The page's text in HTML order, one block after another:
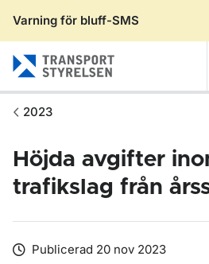
Varning för bluff-SMS
2023
Höjda avgifter
trafikslag från
Publicerad 20 nov 2023